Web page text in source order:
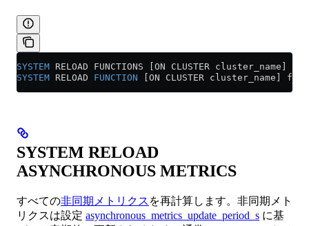
SYSTEM RELOAD FUNCTIONS [ON CLUSTER cluster_name]
SYSTEM RELOAD FUNCTION [ON CLUSTER cluster_name]
SYSTEM RELOAD
ASYNCHRONOUS METRICS
すべての非同期メトリクス を再計算します。非同期メト
リクスは設定 asynchronous_metrics_update_period_s に基